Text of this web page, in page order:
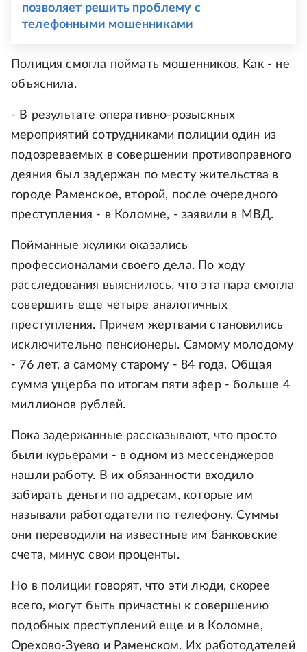
позволяет решить проблему с
телефонными мошенниками
Полиция смогла поймать мошенников. Как - не
объяснила.
- В результате оперативно-розыскных
мероприятий сотрудниками полиции один из
подозреваемых в совершении противоправного
деяния был задержан по месту жительства в
городе Раменское, второй, после очередного
преступления - в Коломне, - заявили в МВД.
Пойманные жулики оказались
профессионалами своего дела. По ходу
расследования выяснилось, что эта пара смогла
совершить еще четыре аналогичных
преступления. Причем жертвами становились
исключительно пенсионеры. Самому молодому
- 76 лет, а самому старому - 84 года. Общая
сумма ущерба по итогам пяти афер - больше 4
миллионов рублей.
Пока задержанные рассказывают, что просто
были курьерами - в одном из мессенджеров
нашли работу. В их обязанности входило
забирать деньги по адресам, которые им
называли работодатели по телефону. Суммы
они переводили на известные им банковские
счета, минус свои проценты.
Но в полиции говорят, что эти люди, скорее
всего, могут быть причастны к совершению
подобных преступлений еще и в Коломне,
Орехово-Зуево и Раменском. Их работодателей